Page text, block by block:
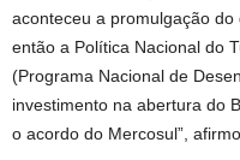
aconteceu a promulgação
então a Política Nacional do
(Programa Nacional de
investimento na abertura do
o acordo do Mercosul”,